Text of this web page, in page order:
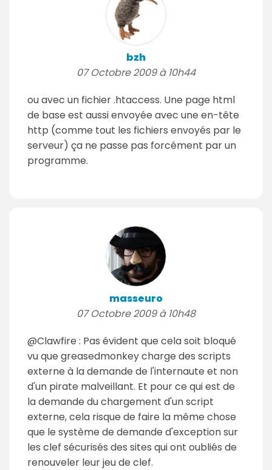
bzh
07 Octobre 2009 à 10h44
ou avec un fichier .htaccess. Une page html
de base est aussi envoyée avec une en-tête
http (comme tout les fichiers envoyés par le
serveur) ça ne passe pas forcément par un
programme.
masseuro
07 Octobre 2009 à 10h48
@Clawfire : Pas évident que cela soit bloqué
vu que greasedmonkey charge des scripts
externe à la demande de l'internaute et non
d'un pirate malveillant. Et pour ce qui est de
la demande du chargement d'un script
externe, cela risque de faire la même chose
que le système de demande d'exception sur
les clef sécurisés des sites qui ont oubliés de
renouveler leur jeu de clef.